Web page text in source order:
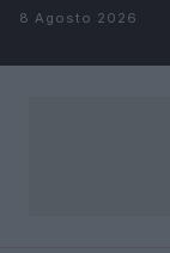
Salta al contenuto
8 Agosto 2026